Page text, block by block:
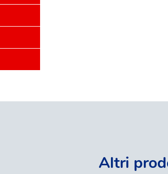
Altri